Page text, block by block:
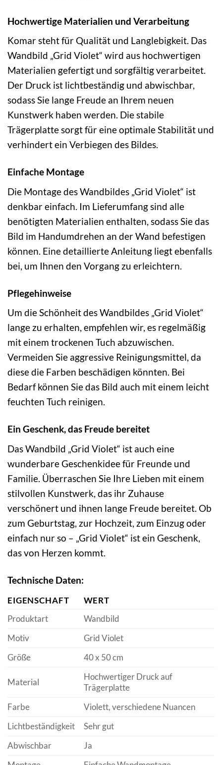
Hochwertige Materialien und Verarbeitung
Komar steht für Qualität und Langlebigkeit. Das
Wandbild „Grid Violet“ wird aus hochwertigen
Materialien gefertigt und sorgfältig verarbeitet.
Der Druck ist lichtbeständig und abwischbar,
sodass Sie lange Freude an Ihrem neuen
Kunstwerk haben werden. Die stabile
Trägerplatte sorgt für eine optimale Stabilität und
verhindert ein Verbiegen des Bildes.
Einfache Montage
Die Montage des Wandbildes „Grid Violet“ ist
denkbar einfach. Im Lieferumfang sind alle
benötigten Materialien enthalten, sodass Sie das
Bild im Handumdrehen an der Wand befestigen
können. Eine detaillierte Anleitung liegt ebenfalls
bei, um Ihnen den Vorgang zu erleichtern.
Pflegehinweise
Um die Schönheit des Wandbildes „Grid Violet“
lange zu erhalten, empfehlen wir, es regelmäßig
mit einem trockenen Tuch abzuwischen.
Vermeiden Sie aggressive Reinigungsmittel, da
diese die Farben beschädigen könnten. Bei
Bedarf können Sie das Bild auch mit einem leicht
feuchten Tuch reinigen.
Ein Geschenk, das Freude bereitet
Das Wandbild „Grid Violet“ ist auch eine
wunderbare Geschenkidee für Freunde und
Familie. Überraschen Sie Ihre Lieben mit einem
stilvollen Kunstwerk, das ihr Zuhause
verschönert und ihnen lange Freude bereitet. Ob
zum Geburtstag, zur Hochzeit, zum Einzug oder
einfach nur so – „Grid Violet“ ist ein Geschenk,
das von Herzen kommt.
Technische Daten:
EIGENSCHAFT
WERT
Produktart
Wandbild
Motiv
Grid Violet
Größe
40 x 50 cm
Material
Hochwertiger Druck auf
Trägerplatte
Farbe
Violett, verschiedene Nuancen
Lichtbeständigkeit
Sehr gut
Abwischbar
Ja